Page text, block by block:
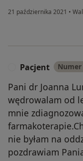
21 października 2021 •
Pacjent
Pani dr Joanna
wędrowalam od
mnie
nie byłam na
pozdrawiam